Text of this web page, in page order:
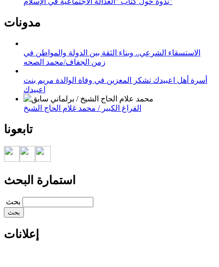
مدونات
الاستسقاء الشرعي.. وبناء الثقة بين الدولة والمواطن في
زمن الجفاف/محمد الصحه
أسرة أهل اعبيدك تشكر المعزين في وفاة الوالدة مريم بنت
اعبيدك
الفراغ الكبير / محمد غلام الحاج الشيخ
تابعونا
استمارة البحث
‏بحث ‏
إعلانات